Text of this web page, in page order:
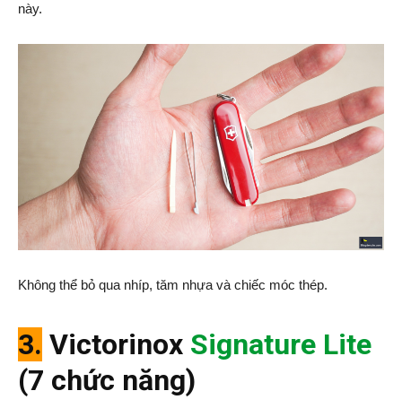
này.
Không thể bỏ qua nhíp, tăm nhựa và chiếc móc thép.
3. Victorinox Signature Lite
(7 chức năng)